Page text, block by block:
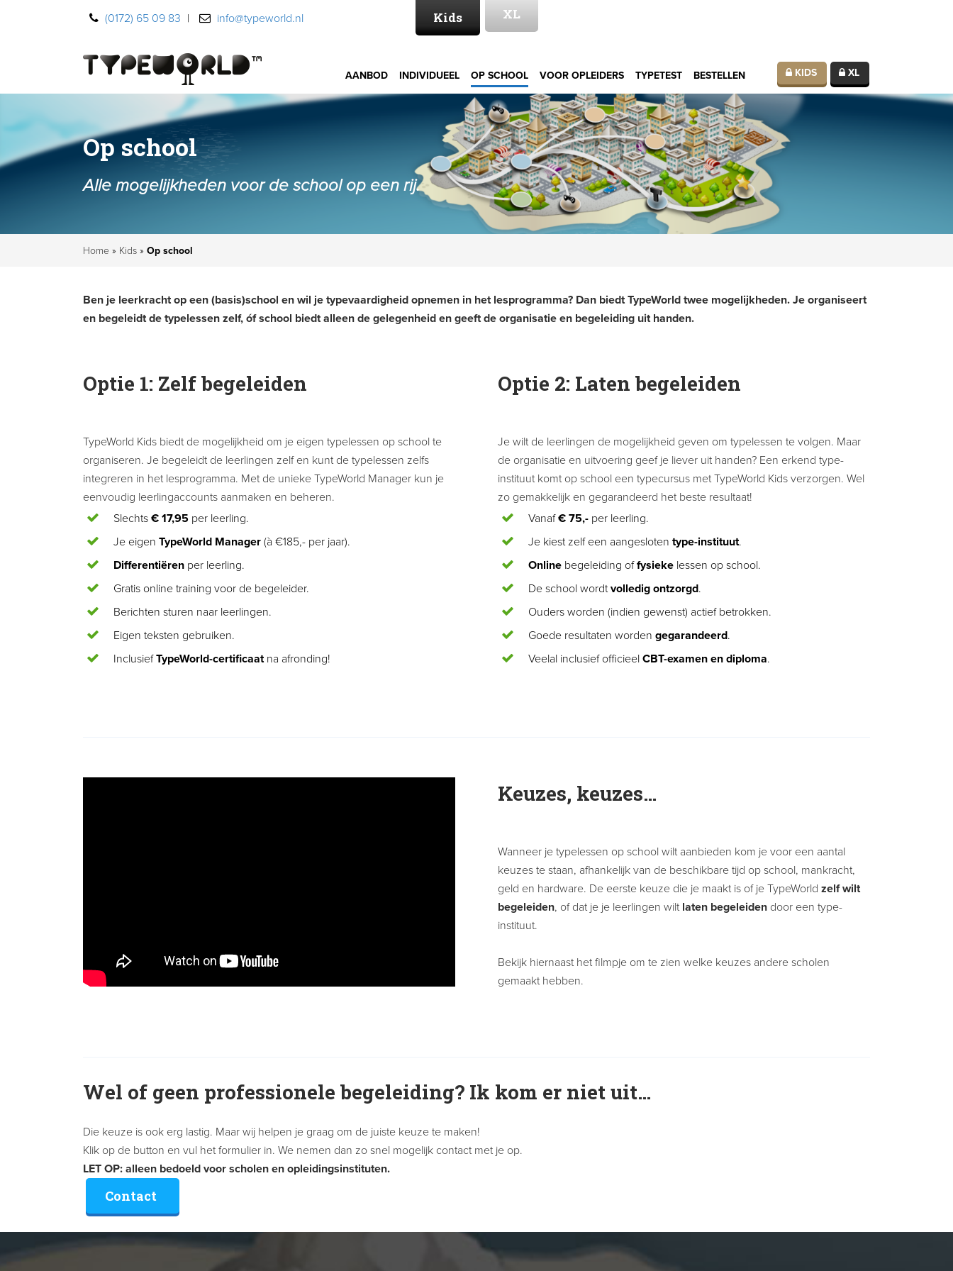
(0172) 65 09 83 | info@typeworld.nl Kids XL
KIDS XL
AANBOD INDIVIDUEEL OP SCHOOL VOOR OPLEIDERS TYPETEST BESTELLEN
Op school
Alle mogelijkheden voor de school op een rij.
Home » Kids » Op school
Ben je leerkracht op een (basis)school en wil je typevaardigheid opnemen in het lesprogramma? Dan biedt TypeWorld twee mogelijkheden. Je organiseert
en begeleidt de typelessen zelf, óf school biedt alleen de gelegenheid en geeft de organisatie en begeleiding uit handen.
Optie 1: Zelf begeleiden
TypeWorld Kids biedt de mogelijkheid om je eigen typelessen op school te
organiseren. Je begeleidt de leerlingen zelf en kunt de typelessen zelfs
integreren in het lesprogramma. Met de unieke TypeWorld Manager kun je
eenvoudig leerlingaccounts aanmaken en beheren.
Slechts € 17,95 per leerling.
Je eigen TypeWorld Manager (à €185,- per jaar).
Differentiëren per leerling.
Gratis online training voor de begeleider.
Berichten sturen naar leerlingen.
Eigen teksten gebruiken.
InclusiefTypeWorld-certificaatna afronding!
Optie 2: Laten begeleiden
Je wilt de leerlingen de mogelijkheid geven om typelessen te volgen. Maar
de organisatie en uitvoering geef je liever uit handen? Een erkend type-
instituut komt op school een typecursus met TypeWorld Kids verzorgen. Wel
zo gemakkelijk en gegarandeerd het beste resultaat!
Vanaf€ 75,- per leerling.
Je kiest zelf een aangesloten type-instituut.
Online begeleiding offysieke lessen op school.
De school wordtvolledig ontzorgd.
Ouders worden (indien gewenst) actief betrokken.
Goede resultaten worden gegarandeerd.
Veelal inclusief officieel CBT-examen en diploma.
Keuzes, keuzes…
Wanneer je typelessen op school wilt aanbieden kom je voor een aantal
keuzes te staan, afhankelijk van de beschikbare tijd op school, mankracht,
geld en hardware. De eerste keuze die je maakt is of je TypeWorld zelf wilt
begeleiden, of dat je je leerlingen wilt laten begeleiden door een type-
instituut.
Bekijk hiernaast het filmpje om te zien welke keuzes andere scholen
gemaakt hebben.
Wel of geen professionele begeleiding? Ik kom er niet uit…
Die keuze is ook erg lastig. Maar wij helpen je graag om de juiste keuze te maken!
Klik op de button en vul het formulier in. We nemen dan zo snel mogelijk contact met je op.
LET OP: alleen bedoeld voor scholen en opleidingsinstituten.
Contact